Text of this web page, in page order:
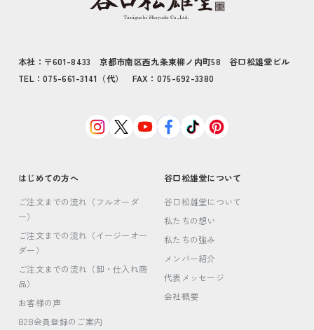
本社：〒601-8433 京都市南区西九条東柳ノ内町58 谷口松雄堂ビル
TEL：075-661-3141（代） FAX：075-692-3380
はじめての方へ
ご注文までの流れ（フルオーダ
ー）
ご注文までの流れ（イージーオー
ダー）
ご注文までの流れ（卸・仕入れ商
品）
お客様の声
B2B会員登録のご案内
谷口松雄堂について
谷口松雄堂について
私たちの想い
私たちの強み
メンバー紹介
代表メッセージ
会社概要